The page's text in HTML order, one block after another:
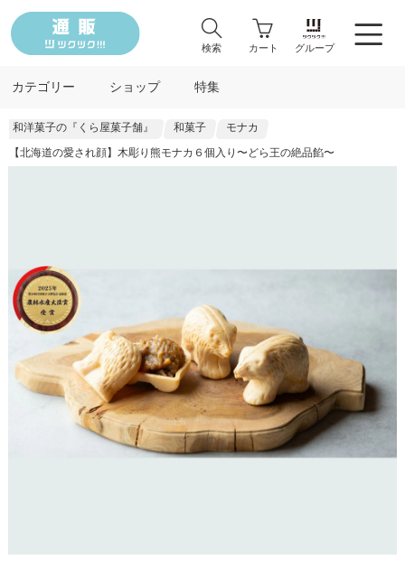
検索 カート グループ
カテゴリー ショップ 特集
和洋菓子の『くら屋菓子舗』 和菓子
モナカ
【北海道の愛され顔】木彫り熊モナカ６個入り〜どら王の絶品餡〜